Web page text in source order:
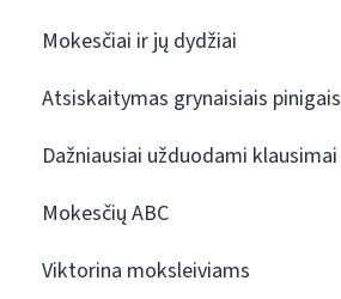
Mokesčiai ir jų dydžiai
Atsiskaitymas grynaisiais pinigais
Dažniausiai užduodami klausimai
Mokesčių ABC
Viktorina moksleiviams